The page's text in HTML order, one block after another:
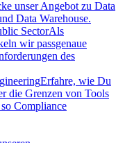
unser Angebot zu Data
Data Warehouse.
SectorAls
wir passgenaue
des
Erfahre, wie Du
die Grenzen von Tools
Compliance